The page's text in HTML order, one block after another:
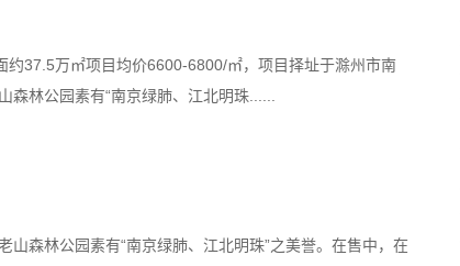
37.5万㎡项目均价6600-6800/㎡，项目择址于滁州市南
林公园素有“南京绿肺、江北明珠......
森林公园素有“南京绿肺、江北明珠”之美誉。在售中，在